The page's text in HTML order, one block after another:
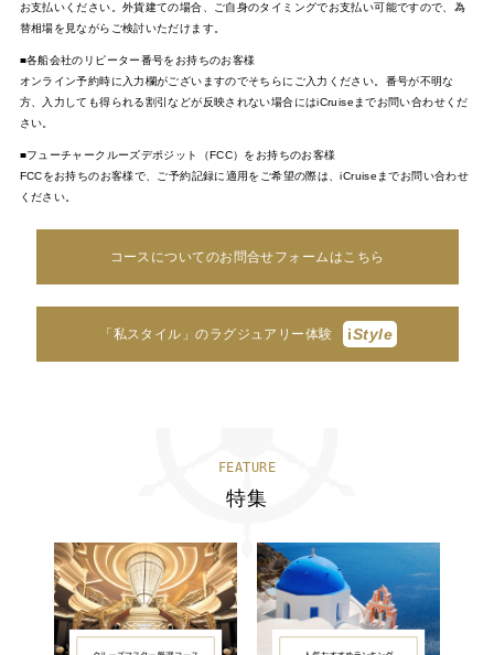
お支払いください。外貨建ての場合、ご自身のタイミングでお支払い可能ですので、為
替相場を見ながらご検討いただけます。
■各船会社のリピーター番号をお持ちのお客様
オンライン予約時に入力欄がございますのでそちらにご入力ください。番号が不明な
方、入力しても得られる割引などが反映されない場合にはiCruiseまでお問い合わせくだ
さい。
■フューチャークルーズデポジット（FCC）をお持ちのお客様
FCCをお持ちのお客様で、ご予約記録に適用をご希望の際は、iCruiseまでお問い合わせ
ください。
コースについてのお問合せフォームはこちら
「私スタイル」のラグジュアリー体験 iStyle
FEATURE
特集